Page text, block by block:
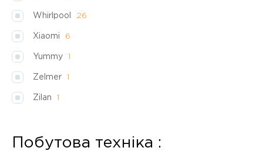
Whirlpool 26
Xiaomi 6
Yummy 1
Zelmer 1
Zilan 1
Побутова техніка :